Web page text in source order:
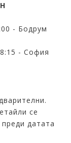
- Бодрум
- София
се
датата